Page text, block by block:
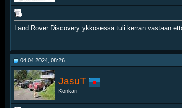
Land Rover Discovery ykkösessä tuli kerran vastaan
04.04.2024, 08:26
JasuT
Konkari